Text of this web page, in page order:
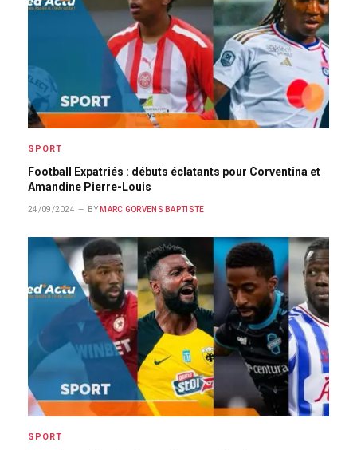
SPORT
Football Expatriés : débuts éclatants pour Corventina et
Amandine Pierre-Louis
24/09/2024 BY MARC GORVENS BAPTISTE
SPORT